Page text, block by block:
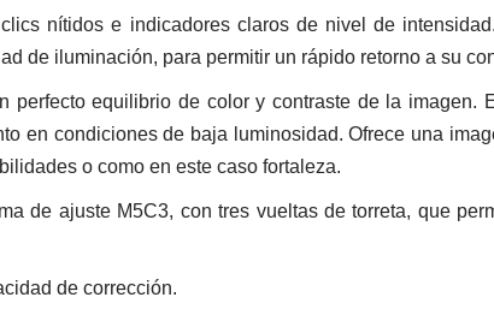
nítidos e indicadores claros de nivel de
de iluminación, para permitir un rápido retorno a su
equilibrio de color y contraste de la imagen.
en condiciones de baja luminosidad. Ofrece una
o como en este caso fortaleza.
de ajuste M5C3, con tres vueltas de torreta, que
de corrección.